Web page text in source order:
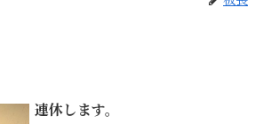
連休します。